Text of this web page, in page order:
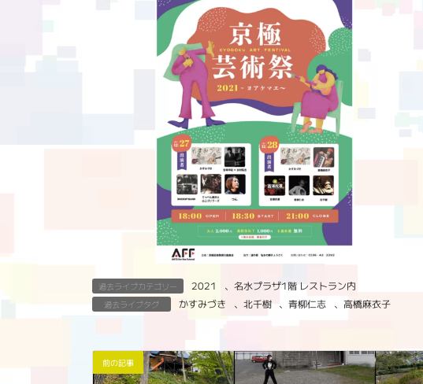
過去ライブカテゴリー 2021 、 名水プラザ1階 レストラン内
過去ライブタグ かすみづき 、 北千樹 、青柳仁志 、 高橋麻衣子
前の記事